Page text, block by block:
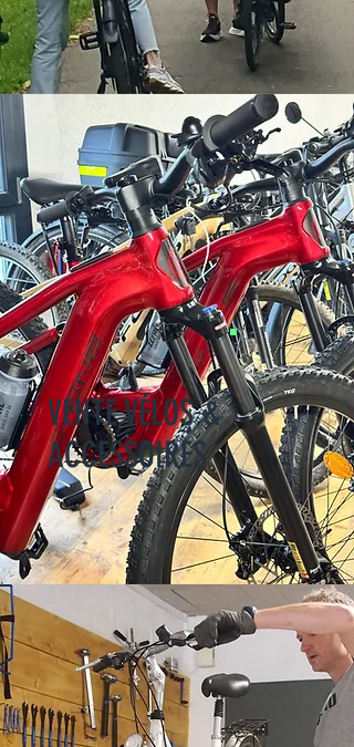
VENTE VÉLOS &
ACCESSOIRES